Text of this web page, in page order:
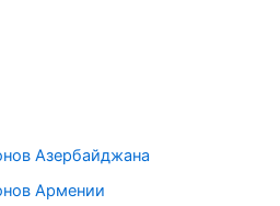
Азербайджана
Армении